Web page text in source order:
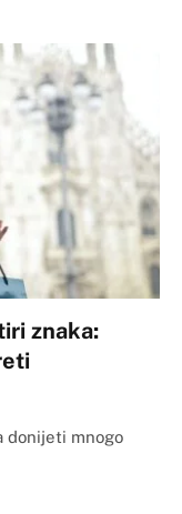
znaka:
donijeti mnogo